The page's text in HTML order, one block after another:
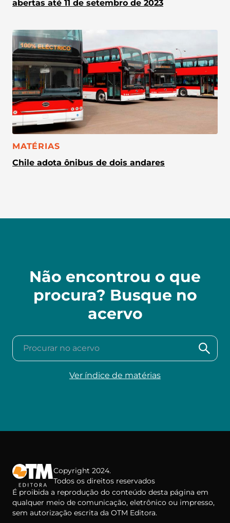
abertas até 11 de setembro de 2023
CATEGORIA:
MATÉRIAS
Chile adota ônibus de dois andares
Não encontrou o que
procura? Busque no
acervo
Procurar no acervo
Ver índice de matérias
Copyright 2024.
Todos os direitos reservados
É proibida a reprodução do conteúdo desta página em
qualquer meio de comunicação, eletrônico ou impresso,
sem autorização escrita da OTM Editora.